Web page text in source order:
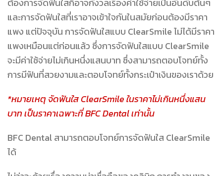
และการจัดฟันใสที่เราอาจเข้าใจกันในสมัยก่อนต้องมีราคา
แพง แต่ปัจจุบัน การจัดฟันใสแบบ ClearSmile ไม่ได้มีราคา
แพงเหมือนแต่ก่อนแล้ว ซึ่งการจัดฟันใสแบบ ClearSmile
จะมีค่าใช้จ่ายไม่เกินหนึ่งแสนบาท ซึ่งสามารถตอบโจทย์ทั้ง
การมีฟันที่สวยงามและตอบโจทย์ทั้งกระเป๋าเงินของเราด้วย
*หมายเหตุ จัดฟันใส ClearSmile ในราคาไม่เกินหนึ่งแสน
บาท เป็นราคาเฉพาะที่ BFC Dental เท่านั้น
BFC Dental สามารถตอบโจทย์การจัดฟันใส ClearSmile
ได้